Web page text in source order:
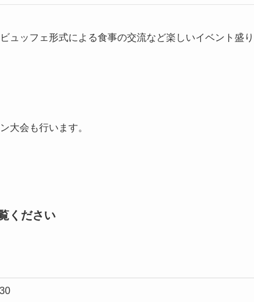
ュッフェ形式による食事の交流など楽しいイベント盛り
大会も行います。
ください